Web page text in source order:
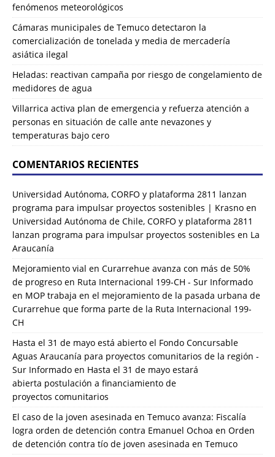
fenómenos meteorológicos
Cámaras municipales de Temuco detectaron la
comercialización de tonelada y media de mercadería
asiática ilegal
Heladas: reactivan campaña por riesgo de congelamiento de
medidores de agua
Villarrica activa plan de emergencia y refuerza atención a
personas en situación de calle ante nevazones y
temperaturas bajo cero
COMENTARIOS RECIENTES
Universidad Autónoma, CORFO y plataforma 2811 lanzan
programa para impulsar proyectos sostenibles | Krasno en
Universidad Autónoma de Chile, CORFO y plataforma 2811
lanzan programa para impulsar proyectos sostenibles en La
Araucanía
Mejoramiento vial en Curarrehue avanza con más de 50%
de progreso en Ruta Internacional 199-CH - Sur Informado
en MOP trabaja en el mejoramiento de la pasada urbana de
Curarrehue que forma parte de la Ruta Internacional 199-
CH
Hasta el 31 de mayo está abierto el Fondo Concursable
Aguas Araucanía para proyectos comunitarios de la región -
Sur Informado en Hasta el 31 de mayo estará
abierta postulación a financiamiento de
proyectos comunitarios
El caso de la joven asesinada en Temuco avanza: Fiscalía
logra orden de detención contra Emanuel Ochoa en Orden
de detención contra tío de joven asesinada en Temuco